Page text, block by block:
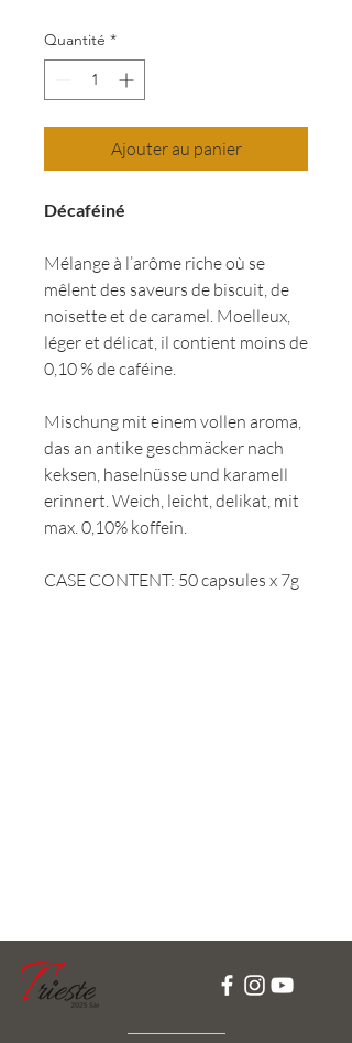
Quantité *
Ajouter au panier
Décaféiné
Mélange à l’arôme riche où se
mêlent des saveurs de biscuit, de
noisette et de caramel. Moelleux,
léger et délicat, il contient moins de
0,10 % de caféine.
Mischung mit einem vollen aroma,
das an antike geschmäcker nach
keksen, haselnüsse und karamell
erinnert. Weich, leicht, delikat, mit
max. 0,10% koffein.
CASE CONTENT: 50 capsules x 7g